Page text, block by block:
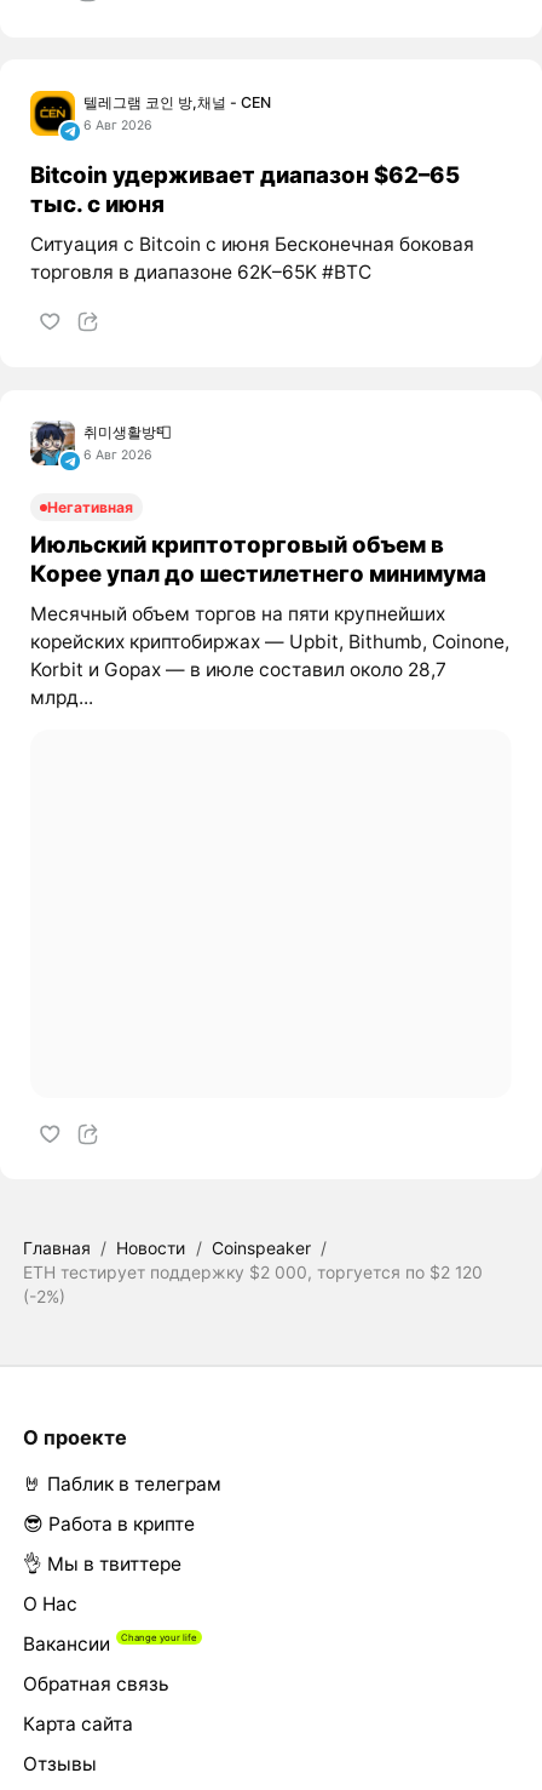
텔레그램 코인 방,채널 - CEN
6 Авг 2026
Bitcoin удерживает диапазон $62–65
тыс. с июня
Ситуация с Bitcoin с июня Бесконечная боковая
торговля в диапазоне 62K–65K #BTC
취미생활방📮
6 Авг 2026
Негативная
Июльский криптоторговый объем в
Корее упал до шестилетнего минимума
Месячный объем торгов на пяти крупнейших
корейских криптобиржах — Upbit, Bithumb, Coinone,
Korbit и Gopax — в июле составил около 28,7
млрд...
Главная / Новости / Coinspeaker /
ETH тестирует поддержку $2 000, торгуется по $2 120
(-2%)
О проекте
🤘 Паблик в телеграм
😎 Работа в крипте
👌 Мы в твиттере
О Нас
Вакансии
Обратная связь
Карта сайта
Отзывы